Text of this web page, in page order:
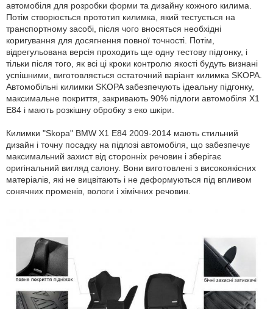
автомобіля для розробки форми та дизайну кожного килима.
Потім створюється прототип килимка, який тестується на
транспортному засобі, після чого вносяться необхідні
коригування для досягнення повної точності. Потім,
відрегульована версія проходить ще одну тестову підгонку, і
тільки після того, як всі ці кроки контролю якості будуть визнані
успішними, виготовляється остаточний варіант килимка SKOPA.
Автомобільні килимки SKOPA забезпечують ідеальну підгонку,
максимальне покриття, закривають 90% підлоги автомобіля X1
Е84 і мають розкішну обробку з еко шкіри.
Килимки "Skopa" BMW X1 E84 2009-2014 мають стильний
дизайн і точну посадку на підлозі автомобіля, що забезпечує
максимальний захист від сторонніх речовин і зберігає
оригінальний вигляд салону. Вони виготовлені з високоякісних
матеріалів, які не вицвітають і не деформуються під впливом
сонячних променів, вологи і хімічних речовин.